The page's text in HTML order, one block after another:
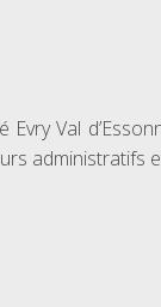
Val
administratifs